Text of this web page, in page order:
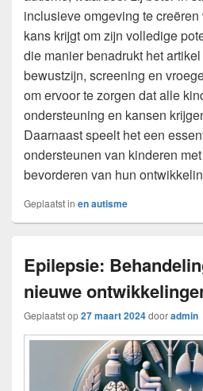
inclusieve omgeving te
kans krijgt om zijn volledige
die manier benadrukt het
bewustzijn, screening en
om ervoor te zorgen dat alle
ondersteuning en kansen
Daarnaast speelt het een
ondersteunen van kinderen
bevorderen van hun
Geplaatst in en autisme
Epilepsie:
nieuwe
Geplaatst op27 maart 2024dooradmin